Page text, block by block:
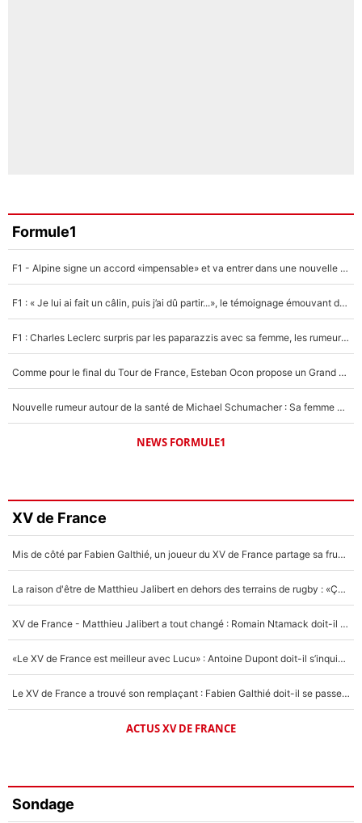
Formule1
F1 - Alpine signe un accord «impensable» et va entrer dans une nouvelle dimension : Grande nouvelle pour Pierre Gasly !
F1 : « Je lui ai fait un câlin, puis j’ai dû partir...», le témoignage émouvant de Max Verstappen sur sa fille
F1 : Charles Leclerc surpris par les paparazzis avec sa femme, les rumeurs étaient vraies !
Comme pour le final du Tour de France, Esteban Ocon propose un Grand Prix de Formule 1 à Paris : «Autour de l’Arc de Triomphe, ce serait génial» !
Nouvelle rumeur autour de la santé de Michael Schumacher : Sa femme Corinna sort du silence
NEWS FORMULE1
XV de France
Mis de côté par Fabien Galthié, un joueur du XV de France partage sa frustration : «ils ne me l’ont pas dit tout de suite»
La raison d'être de Matthieu Jalibert en dehors des terrains de rugby : «Ça m'atteint autant que si tu touches à un membre de ma famille»
XV de France - Matthieu Jalibert a tout changé : Romain Ntamack doit-il s’inquiéter pour sa place à un an de la Coupe du monde ?
«Le XV de France est meilleur avec Lucu» : Antoine Dupont doit-il s’inquiéter pour sa place ?
Le XV de France a trouvé son remplaçant : Fabien Galthié doit-il se passer d'Antoine Dupont ?
ACTUS XV DE FRANCE
Sondage